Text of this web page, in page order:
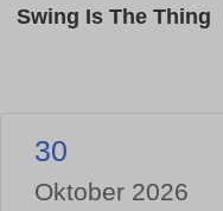
Swing Is The Thing
30
Oktober 2026